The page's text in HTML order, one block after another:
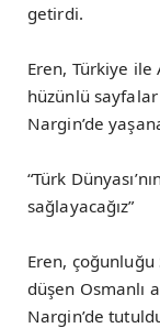
getirdi.
Eren, Türkiye ile
hüzünlü
Nargin’de
“Türk
sağlayacağız”
Eren, çoğunluğu
düşen Osmanlı
Nargin’de